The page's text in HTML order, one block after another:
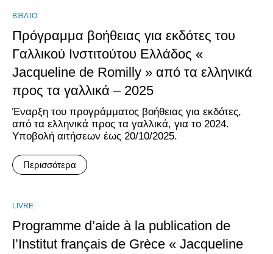
ΒΙΒΛΊΟ
Πρόγραμμα βοήθειας για εκδότες του
Γαλλικού Ινστιτούτου Ελλάδος «
Jacqueline de Romilly » από τα ελληνικά
προς τα γαλλικά – 2025
Έναρξη του προγράμματος βοήθειας για εκδότες,
από τα ελληνικά προς τα γαλλικά, για το 2024.
Υποβολή αιτήσεων έως 20/10/2025.
Περισσότερα
LIVRE
Programme d’aide à la publication de
l’Institut français de Grèce « Jacqueline